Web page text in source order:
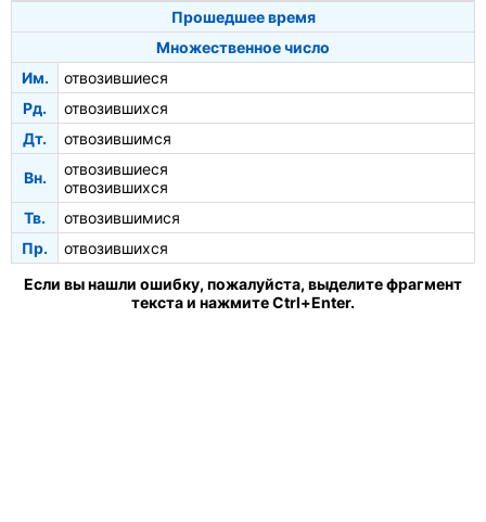
Прошедшее время
Множественное число
Им.
отвозившиеся
Рд.
отвозившихся
Дт.
отвозившимся
Вн.
отвозившиеся
отвозившихся
Тв.
отвозившимися
Пр.
отвозившихся
Если вы нашли ошибку, пожалуйста, выделите фрагмент
текста и нажмите Ctrl+Enter.